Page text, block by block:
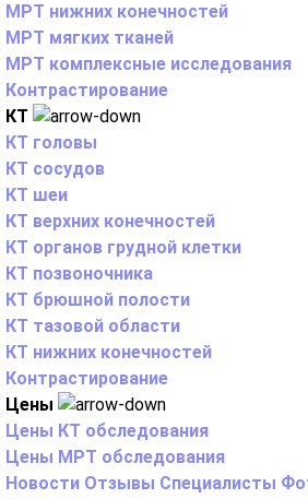
МРТ нижних конечностей
МРТ мягких тканей
МРТ комплексные исследования
Контрастирование
КТ
КТ головы
КТ сосудов
КТ шеи
КТ верхних конечностей
КТ органов грудной клетки
КТ позвоночника
КТ брюшной полости
КТ тазовой области
КТ нижних конечностей
Контрастирование
Цены
Цены КТ обследования
Цены МРТ обследования
Новости Отзывы Специалисты